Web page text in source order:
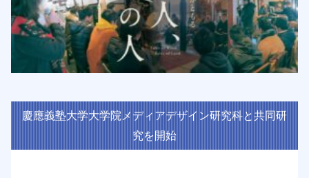
慶應義塾大学大学院メディアデザイン研究科と共同研
究を開始